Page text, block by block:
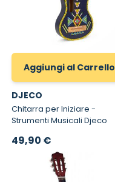
Aggiungi al Carrello
DJECO
Chitarra per Iniziare -
Strumenti Musicali Djeco
49,90 €